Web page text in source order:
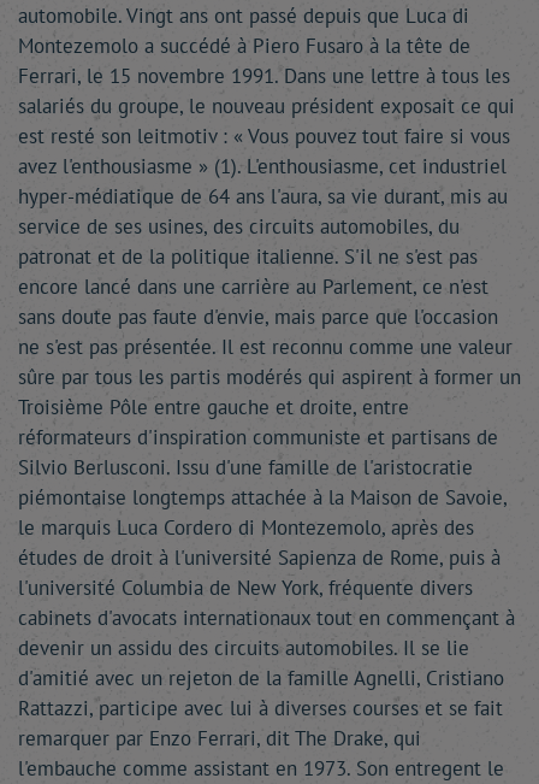
automobile. Vingt ans ont passé depuis que Luca di
Montezemolo a succédé à Piero Fusaro à la tête de
Ferrari, le 15 novembre 1991. Dans une lettre à tous les
salariés du groupe, le nouveau président exposait ce qui
est resté son leitmotiv : « Vous pouvez tout faire si vous
avez l'enthousiasme » (1). L'enthousiasme, cet industriel
hyper-médiatique de 64 ans l'aura, sa vie durant, mis au
service de ses usines, des circuits automobiles, du
patronat et de la politique italienne. S'il ne s'est pas
encore lancé dans une carrière au Parlement, ce n'est
sans doute pas faute d'envie, mais parce que l'occasion
ne s'est pas présentée. Il est reconnu comme une valeur
sûre par tous les partis modérés qui aspirent à former un
Troisième Pôle entre gauche et droite, entre
réformateurs d'inspiration communiste et partisans de
Silvio Berlusconi. Issu d'une famille de l'aristocratie
piémontaise longtemps attachée à la Maison de Savoie,
le marquis Luca Cordero di Montezemolo, après des
études de droit à l'université Sapienza de Rome, puis à
l'université Columbia de New York, fréquente divers
cabinets d'avocats internationaux tout en commençant à
devenir un assidu des circuits automobiles. Il se lie
d'amitié avec un rejeton de la famille Agnelli, Cristiano
Rattazzi, participe avec lui à diverses courses et se fait
remarquer par Enzo Ferrari, dit The Drake, qui
l'embauche comme assistant en 1973. Son entregent le